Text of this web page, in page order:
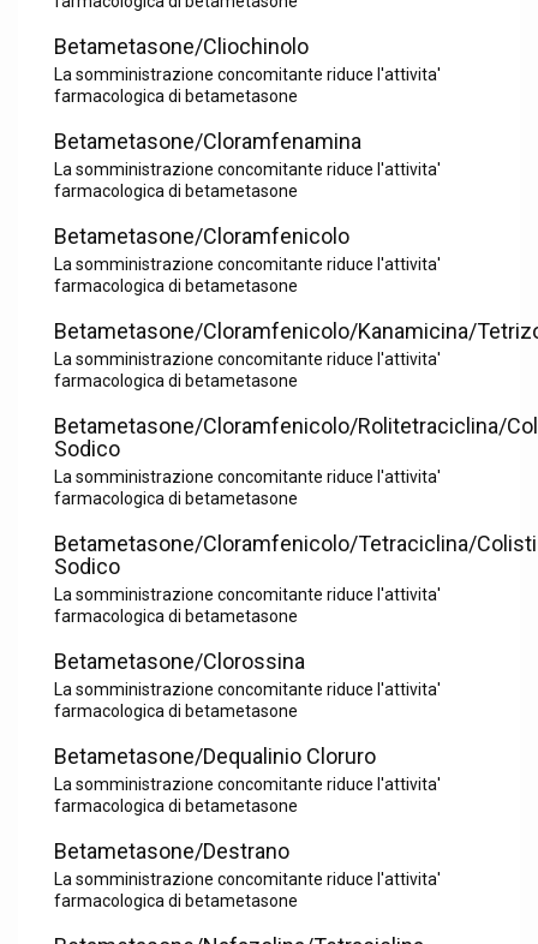
Betametasone/Cliochinolo
La somministrazione concomitante riduce l'attivita'
farmacologica di betametasone
Betametasone/Cloramfenamina
La somministrazione concomitante riduce l'attivita'
farmacologica di betametasone
Betametasone/Cloramfenicolo
La somministrazione concomitante riduce l'attivita'
farmacologica di betametasone
Betametasone/Cloramfenicolo/Kanamicina/
La somministrazione concomitante riduce l'attivita'
farmacologica di betametasone
Betametasone/Cloramfenicolo/Rolitetraciclina/
Sodico
La somministrazione concomitante riduce l'attivita'
farmacologica di betametasone
Betametasone/Cloramfenicolo/Tetraciclina/
Sodico
La somministrazione concomitante riduce l'attivita'
farmacologica di betametasone
Betametasone/Clorossina
La somministrazione concomitante riduce l'attivita'
farmacologica di betametasone
Betametasone/Dequalinio Cloruro
La somministrazione concomitante riduce l'attivita'
farmacologica di betametasone
Betametasone/Destrano
La somministrazione concomitante riduce l'attivita'
farmacologica di betametasone